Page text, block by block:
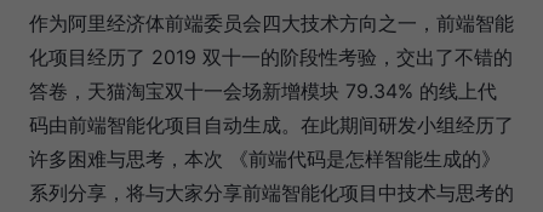
作为阿里经济体前端委员会四大技术方向之一，前端智能
化项目经历了 2019 双十一的阶段性考验，交出了不错的
答卷，天猫淘宝双十一会场新增模块 79.34% 的线上代
码由前端智能化项目自动生成。在此期间研发小组经历了
许多困难与思考，本次 《前端代码是怎样智能生成的》
系列分享，将与大家分享前端智能化项目中技术与思考的